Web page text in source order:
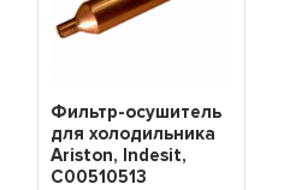
Фильтр-осушитель
для холодильника
Ariston, Indesit,
C00510513